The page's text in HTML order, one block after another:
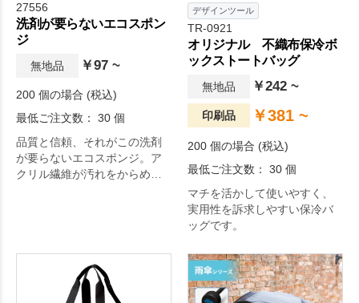
27556
洗剤が要らないエコスポン
ジ
無地品 ￥97 ~
200 個の場合 (税込)
最低ご注文数： 30 個
品質と信頼、それがこの洗剤
が要らないエコスポンジ。ア
クリル繊維が汚れをからめと
デザインツール
TR-0921
オリジナル 不織布保冷ボ
ックストートバッグ
無地品 ￥242 ~
印刷品 ￥381 ~
200 個の場合 (税込)
最低ご注文数： 30 個
マチを活かして使いやすく、
実用性を訴求しやすい保冷バ
ッグです。